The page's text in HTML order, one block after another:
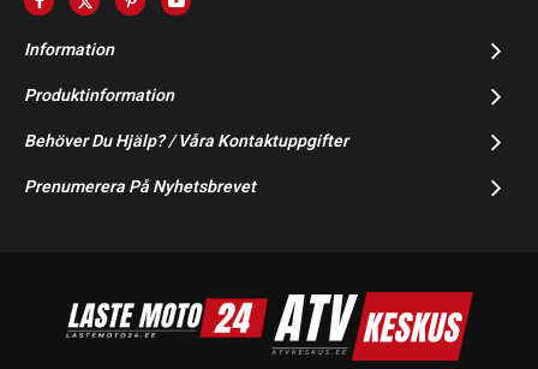
Information
Produktinformation
Behöver Du Hjälp? / Våra Kontaktuppgifter
Prenumerera På Nyhetsbrevet